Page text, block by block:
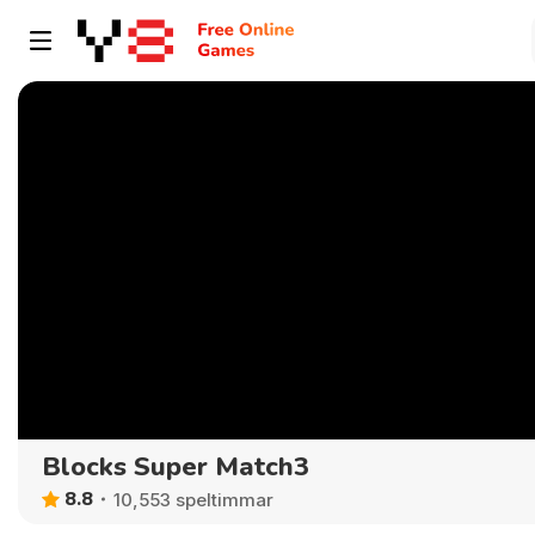
Blocks Super Match3
8.8 10,553 speltimmar